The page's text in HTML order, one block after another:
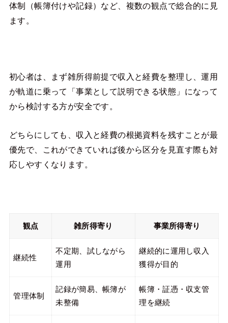
体制（帳簿付けや記録）など、複数の観点で総合的に見
ます。
初心者は、まず雑所得前提で収入と経費を整理し、運用
が軌道に乗って「事業として説明できる状態」になって
から検討する方が安全です。
どちらにしても、収入と経費の根拠資料を残すことが最
優先で、これができていれば後から区分を見直す際も対
応しやすくなります。
観点 雑所得寄り 事業所得寄り
継続性
不定期、試しながら
運用
継続的に運用し収入
獲得が目的
管理体制
記録が簡易、帳簿が
未整備
帳簿・証憑・収支管
理を継続